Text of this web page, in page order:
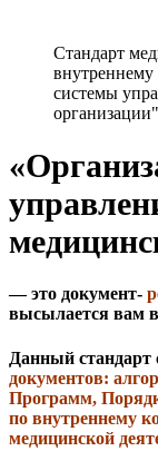
Стандарт
внутреннему
системы
организации"
— это документ-
высылается вам
Данный
документов:
Программ,
по внутреннему
медицинской